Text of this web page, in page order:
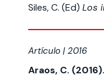
Siles, C. (Ed) Los
Artículo | 2016
Araos, C. (2016).